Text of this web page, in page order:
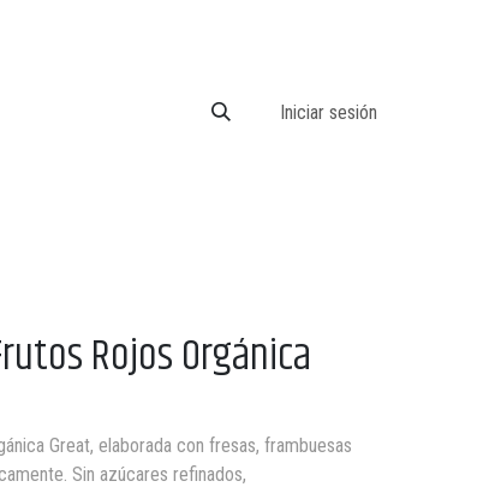
Iniciar sesión
Rojos Orgánica
Great, elaborada con fresas, frambuesas
Sin azúcares refinados,